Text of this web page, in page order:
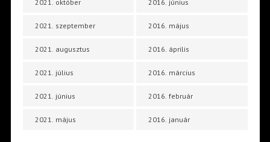
2021. október
2021. szeptember
2021. augusztus
2021. július
2021. június
2021. május
2016. június
2016. május
2016. április
2016. március
2016. február
2016. január